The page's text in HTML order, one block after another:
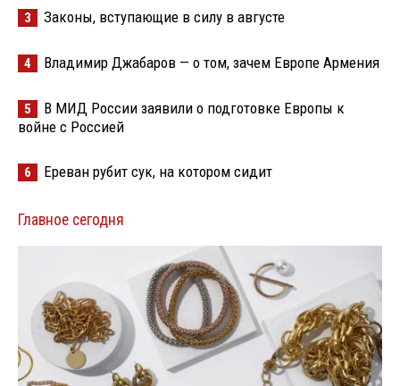
3 Законы, вступающие в силу в августе
4 Владимир Джабаров — о том, зачем Европе Армения
5
В МИД России заявили о подготовке Европы к
войне с Россией
6 Ереван рубит сук, на котором сидит
Главное сегодня